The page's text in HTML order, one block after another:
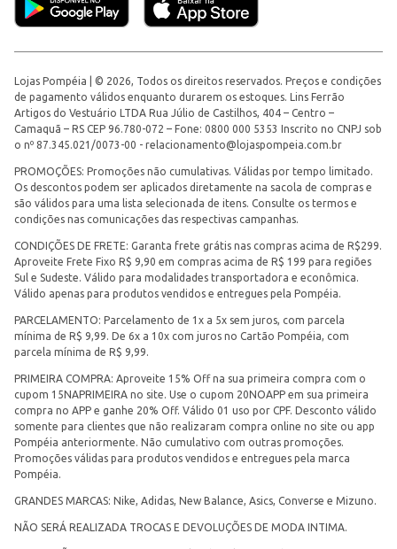
Lojas Pompéia | © 2026, Todos os direitos reservados. Preços e condições
de pagamento válidos enquanto durarem os estoques. Lins Ferrão
Artigos do Vestuário LTDA Rua Júlio de Castilhos, 404 – Centro –
Camaquã – RS CEP 96.780-072 – Fone: 0800 000 5353 Inscrito no CNPJ sob
o nº 87.345.021/0073-00 - relacionamento@lojaspompeia.com.br
PROMOÇÕES: Promoções não cumulativas. Válidas por tempo limitado.
Os descontos podem ser aplicados diretamente na sacola de compras e
são válidos para uma lista selecionada de itens. Consulte os termos e
condições nas comunicações das respectivas campanhas.
CONDIÇÕES DE FRETE: Garanta frete grátis nas compras acima de R$299.
Aproveite Frete Fixo R$ 9,90 em compras acima de R$ 199 para regiões
Sul e Sudeste. Válido para modalidades transportadora e econômica.
Válido apenas para produtos vendidos e entregues pela Pompéia.
PARCELAMENTO: Parcelamento de 1x a 5x sem juros, com parcela
mínima de R$ 9,99. De 6x a 10x com juros no Cartão Pompéia, com
parcela mínima de R$ 9,99.
PRIMEIRA COMPRA: Aproveite 15% Off na sua primeira compra com o
cupom 15NAPRIMEIRA no site. Use o cupom 20NOAPP em sua primeira
compra no APP e ganhe 20% Off. Válido 01 uso por CPF. Desconto válido
somente para clientes que não realizaram compra online no site ou app
Pompéia anteriormente. Não cumulativo com outras promoções.
Promoções válidas para produtos vendidos e entregues pela marca
Pompéia.
GRANDES MARCAS: Nike, Adidas, New Balance, Asics, Converse e Mizuno.
NÃO SERÁ REALIZADA TROCAS E DEVOLUÇÕES DE MODA INTIMA.